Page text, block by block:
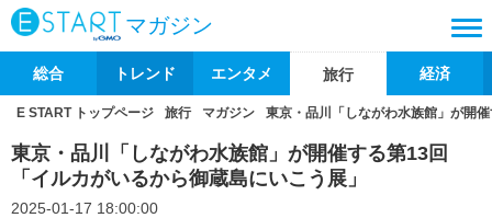
マガジン
総合 トレンド エンタメ 旅行 経済
E START トップページ 旅行 マガジン 東京・品川「しながわ水族館」が開
東京・品川「しながわ水族館」が開催する第13回
「イルカがいるから御蔵島にいこう展」
2025-01-17 18:00:00